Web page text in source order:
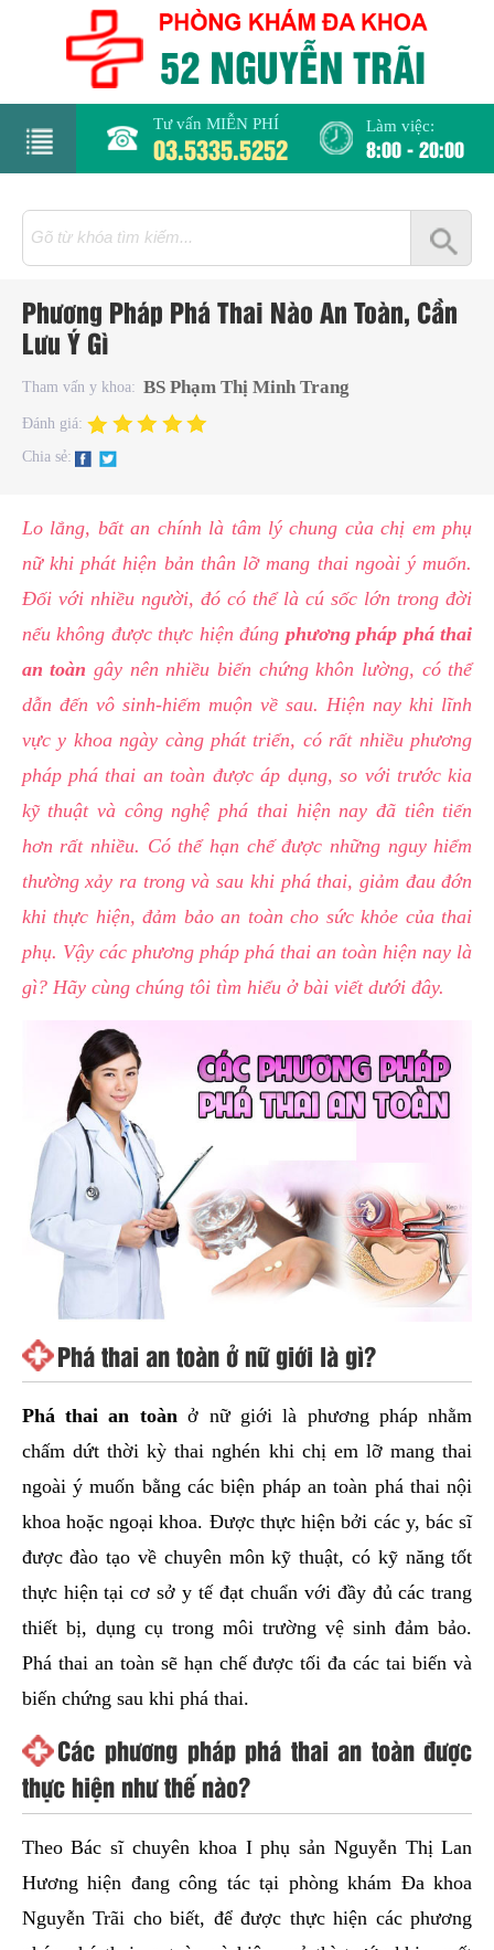
Tư vấn MIỄN PHÍ
03.5335.5252
Làm việc:
8:00 - 20:00
Phương Pháp Phá Thai Nào An Toàn, Cần
Lưu Ý Gì
Tham vấn y khoa: BS Phạm Thị Minh Trang
Đánh giá:
Chia sẻ:
Lo lắng, bất an chính là tâm lý chung của chị em phụ
nữ khi phát hiện bản thân lỡ mang thai ngoài ý muốn.
Đối với nhiều người, đó có thể là cú sốc lớn trong đời
nếu không được thực hiện đúng phương pháp phá thai
an toàn gây nên nhiều biến chứng khôn lường, có thể
dẫn đến vô sinh-hiếm muộn về sau. Hiện nay khi lĩnh
vực y khoa ngày càng phát triển, có rất nhiều phương
pháp phá thai an toàn được áp dụng, so với trước kia
kỹ thuật và công nghệ phá thai hiện nay đã tiên tiến
hơn rất nhiều. Có thể hạn chế được những nguy hiểm
thường xảy ra trong và sau khi phá thai, giảm đau đớn
khi thực hiện, đảm bảo an toàn cho sức khỏe của thai
phụ. Vậy các phương pháp phá thai an toàn hiện nay là
gì? Hãy cùng chúng tôi tìm hiểu ở bài viết dưới đây.
Phá thai an toàn ở nữ giới là gì?
Phá thai an toànở nữ giới là phương pháp nhằm
chấm dứt thời kỳ thai nghén khi chị em lỡ mang thai
ngoài ý muốn bằng các biện pháp an toàn phá thai nội
khoa hoặc ngoại khoa. Được thực hiện bởi các y, bác sĩ
được đào tạo về chuyên môn kỹ thuật, có kỹ năng tốt
thực hiện tại cơ sở y tế đạt chuẩn với đầy đủ các trang
thiết bị, dụng cụ trong môi trường vệ sinh đảm bảo.
Phá thai an toàn sẽ hạn chế được tối đa các tai biến và
biến chứng sau khi phá thai.
Các phương pháp phá thai an toàn được
thực hiện như thế nào?
Theo Bác sĩ chuyên khoa I phụ sản Nguyễn Thị Lan
Hương hiện đang công tác tại phòng khám Đa khoa
Nguyễn Trãi cho biết, để được thực hiện các phương